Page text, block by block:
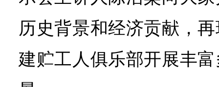
历史背景和经济贡献，
建贮工人俱乐部开展丰